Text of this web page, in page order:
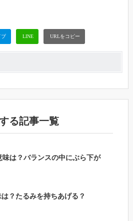
る記事一覧
味は？バランスの中にぶら下が
？たるみを持ちあげる？